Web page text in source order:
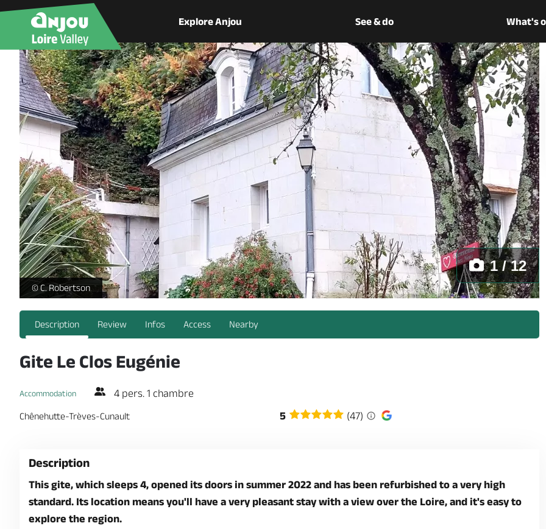
Explore Anjou See & do What's
Gîte Le Clos Eugénie - _1 -
© C. Robertson
1 / 12
Description Review Infos Access Nearby
Gite Le Clos Eugénie
Accommodation 4 pers. 1 chambre
Chênehutte-Trèves-Cunault 5 (47)
Description
This gite, which sleeps 4, opened its doors in summer 2022 and has been refurbished to a very high
standard. Its location means you'll have a very pleasant stay with a view over the Loire, and it's easy to
explore the region.